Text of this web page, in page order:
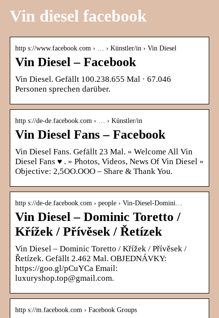
Vin diesel facebook
http s://www.facebook.com › … › Künstler/in › Vin Diesel
Vin Diesel – Facebook
Vin Diesel. Gefällt 100.238.655 Mal · 67.046
Personen sprechen darüber.
http s://de-de.facebook.com › … › Künstler/in
Vin Diesel Fans – Facebook
Vin Diesel Fans. Gefällt 23 Mal. » Welcome All Vin
Diesel Fans ♥ . » Photos, Videos, News Of Vin Diesel »
Objective: 2,5OO.OOO – Share & Thank You.
http s://de-de.facebook.com › people › Vin-Diesel-Domini…
Vin Diesel – Dominic Toretto /
Křížek / Přívěsek / Řetízek
Vin Diesel – Dominic Toretto / Křížek / Přívěsek /
Řetízek. Gefällt 2.462 Mal. OBJEDNÁVKY:
https://goo.gl/pCuYCa Email:
luxuryshop.top@gmail.com.
http s://m.facebook.com › Facebook Groups